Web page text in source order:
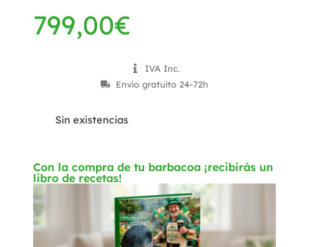
799,00€
IVA Inc.
Envío gratuíto 24-72h
Sin existencias
Con la compra de tu barbacoa ¡recibirás un
libro de recetas!